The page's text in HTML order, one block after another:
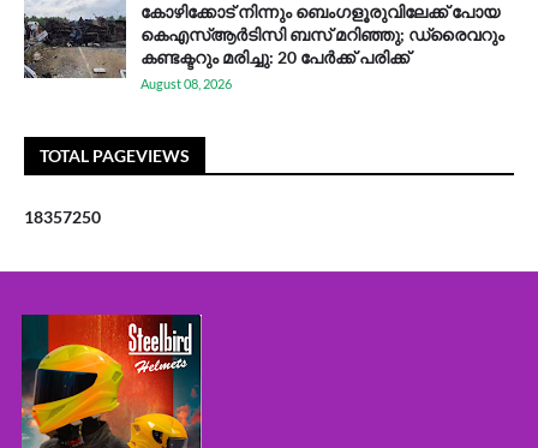
കോഴിക്കോട് നിന്നും ബെംഗളൂരുവിലേക്ക് പോയ
കെഎസ്ആര്‍ടിസി ബസ് മറിഞ്ഞു; ഡ്രൈവറും
കണ്ടക്ടറും മരിച്ചു: 20 പേര്‍ക്ക് പരിക്ക്
August 08, 2026
TOTAL PAGEVIEWS
18357250